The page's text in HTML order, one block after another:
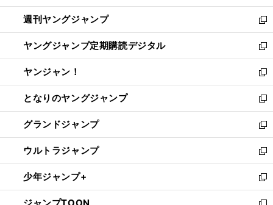
開
く
ウ
で
開
く
ン
ド
ウ
で
開
く
ウ
ィ
ン
ド
ウ
で
開
く
週刊ヤングジャンプ
新
し
い
ウ
ィ
ン
ド
ウ
で
開
く
ヤングジャンプ定期購読デジタル
新
し
い
ウ
ィ
ン
ド
ウ
で
開
く
ヤンジャン！
新
し
い
ウ
ィ
ン
ド
ウ
で
開
く
となりのヤングジャンプ
新
し
い
ウ
ィ
ン
ド
ウ
グランドジャンプ
新
し
い
ウ
ィ
ン
ウルトラジャンプ
新
し
い
ウ
少年ジャンプ+
新
し